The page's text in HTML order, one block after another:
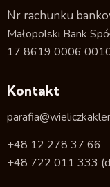
Nr rachunku
Małopolski Bank
17 8619 0006
Kontakt
+48 12 278 37 66
+48 722 011 333